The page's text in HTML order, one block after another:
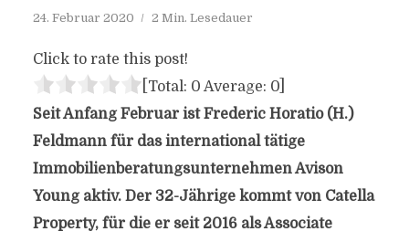
24. Februar 2020 2 Min. Lesedauer
Click to rate this post!
[Total: 0 Average: 0]
Seit Anfang Februar ist Frederic Horatio (H.)
Feldmann für das international tätige
Immobilienberatungsunternehmen Avison
Young aktiv. Der 32-Jährige kommt von Catella
Property, für die er seit 2016 als Associate